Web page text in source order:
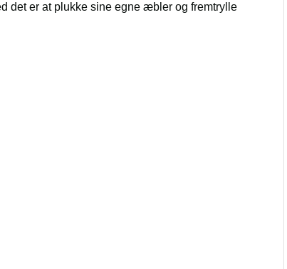
det er at plukke sine egne æbler og fremtrylle